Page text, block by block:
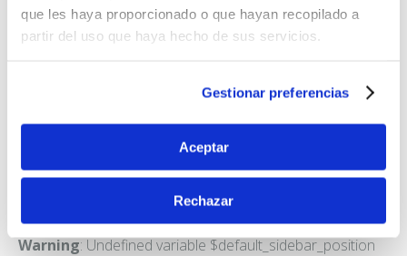
que les haya proporcionado o que hayan recopilado a
partir del uso que haya hecho de sus servicios.
Gestionar preferencias
Aceptar
Rechazar
FARMACIA PLA GRANES, GEMMA
C. BARCELONA, 32
Warning: Undefined variable $default_sidebar_position